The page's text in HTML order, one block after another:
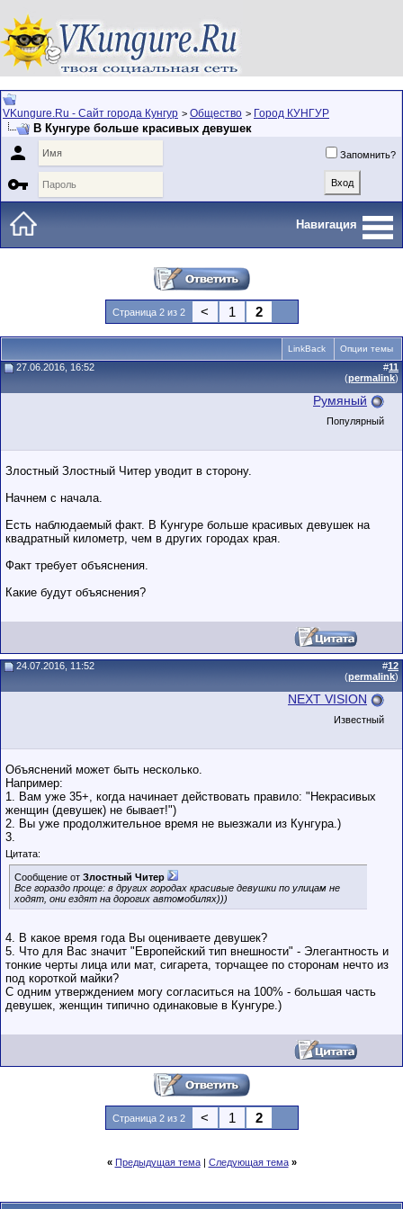
VKungure.Ru - Сайт города Кунгур > Общество > Город КУНГУР
В Кунгуре больше красивых девушек
 Запомнить?

Навигация
Страница 2 из 2 < 1 2
LinkBack Опции темы
27.06.2016, 16:52 #11
(permalink)
Румяный
Популярный
Злостный Злостный Читер уводит в сторону.
Начнем с начала.
Есть наблюдаемый факт. В Кунгуре больше красивых девушек на
квадратный километр, чем в других городах края.
Факт требует объяснения.
Какие будут объяснения?
24.07.2016, 11:52 #12
(permalink)
NEXT VISION
Известный
Объяснений может быть несколько.
Например:
1. Вам уже 35+, когда начинает действовать правило: "Некрасивых
женщин (девушек) не бывает!")
2. Вы уже продолжительное время не выезжали из Кунгура.)
3.
Цитата:
Сообщение от Злостный Читер
Все гораздо проще: в других городах красивые девушки по улицам не
ходят, они ездят на дорогих автомобилях)))
4. В какое время года Вы оцениваете девушек?
5. Что для Вас значит "Европейский тип внешности" - Элегантность и
тонкие черты лица или мат, сигарета, торчащее по сторонам нечто из
под короткой майки?
С одним утверждением могу согласиться на 100% - большая часть
девушек, женщин типично одинаковые в Кунгуре.)
Страница 2 из 2 < 1 2
« Предыдущая тема| Следующая тема »